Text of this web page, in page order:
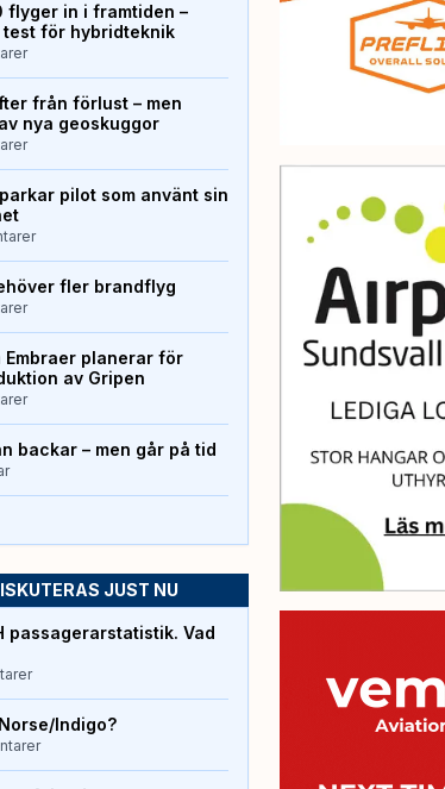
flyger in i framtiden –
för hybridteknik
från förlust – men
nya geoskuggor
pilot som använt sin
fler brandflyg
Embraer planerar för
av Gripen
backar – men går på tid
JUST NU
passagerarstatistik. Vad
Indigo?